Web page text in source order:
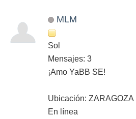
MLM
Sol
Mensajes: 3
¡Amo YaBB SE!
Ubicación: ZARAGOZA
En línea